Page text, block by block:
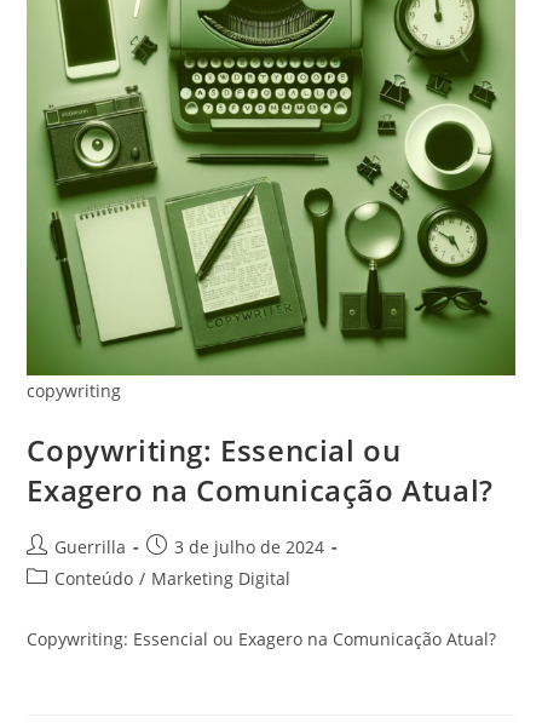
copywriting
Copywriting: Essencial ou
Exagero na Comunicação Atual?
Autor
do
Guerrilla
Post
publicado:
3 de julho de 2024
Categoria
post:
Conteúdo / Marketing Digital
Copywriting: Essencial ou Exagero na Comunicação Atual?